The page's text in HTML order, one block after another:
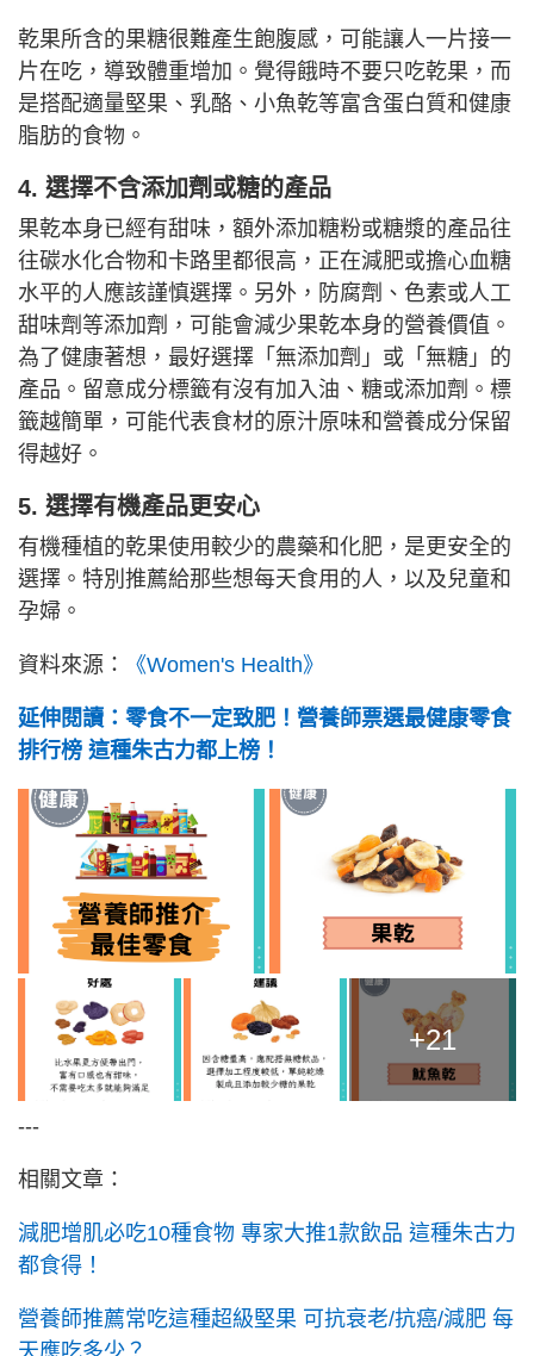
乾果所含的果糖很難產生飽腹感，可能讓人一片接一
片在吃，導致體重增加。覺得餓時不要只吃乾果，而
是搭配適量堅果、乳酪、小魚乾等富含蛋白質和健康
脂肪的食物。
4. 選擇不含添加劑或糖的產品
果乾本身已經有甜味，額外添加糖粉或糖漿的產品往
往碳水化合物和卡路里都很高，正在減肥或擔心血糖
水平的人應該謹慎選擇。另外，防腐劑、色素或人工
甜味劑等添加劑，可能會減少果乾本身的營養價值。
為了健康著想，最好選擇「無添加劑」或「無糖」的
產品。留意成分標籤有沒有加入油、糖或添加劑。標
籤越簡單，可能代表食材的原汁原味和營養成分保留
得越好。
5. 選擇有機產品更安心
有機種植的乾果使用較少的農藥和化肥，是更安全的
選擇。特別推薦給那些想每天食用的人，以及兒童和
孕婦。
資料來源： 《Women's Health》
延伸閱讀：零食不一定致肥！營養師票選最健康零食
排行榜 這種朱古力都上榜！
+21
---
相關文章：
減肥增肌必吃10種食物 專家大推1款飲品 這種朱古力
都食得！
營養師推薦常吃這種超級堅果 可抗衰老/抗癌/減肥 每